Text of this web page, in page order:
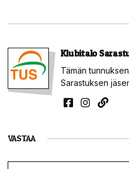
Klubitalo
Tämän
Sarastuksen
VASTAA